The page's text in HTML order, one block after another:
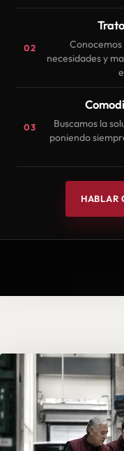
02
Conocemos
necesidades y
03
Buscamos la
poniendo
HABLAR